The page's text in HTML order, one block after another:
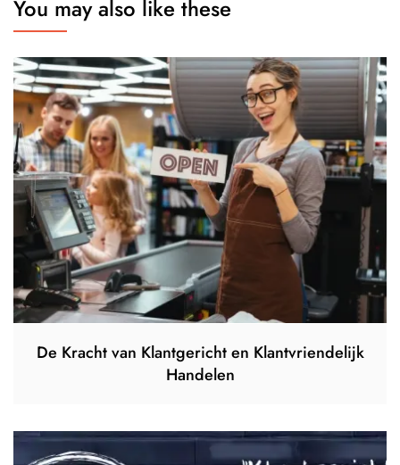
You may also like these
De Kracht van Klantgericht en Klantvriendelijk
Handelen